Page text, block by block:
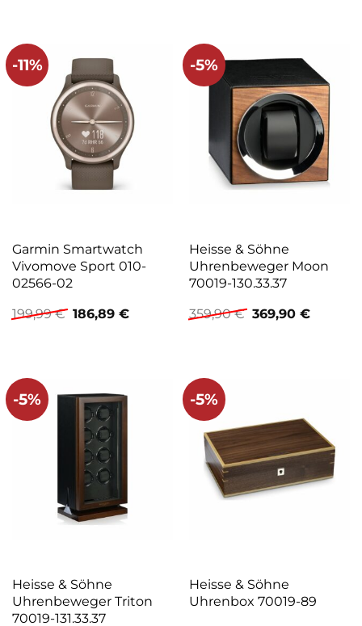
-11%
Garmin Smartwatch
Vivomove Sport 010-
02566-02
199,99€ Ursprünglicher
Preis
186,89 €Aktueller
-5%
Heisse & Söhne
Uhrenbeweger Moon
70019-130.33.37
359,90€ Ursprünglicher
Preis
369,90 €
-5%
Heisse & Söhne
Uhrenbeweger Triton
70019-131.33.37
-5%
Heisse & Söhne
Uhrenbox 70019-89